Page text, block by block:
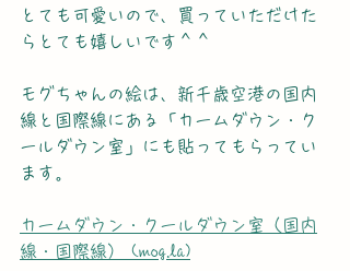
とても可愛いので、買っていただけた
らとても嬉しいです＾＾
モグちゃんの絵は、新千歳空港の国内
線と国際線にある「カームダウン・ク
ールダウン室」にも貼ってもらってい
ます。
カームダウン・クールダウン室（国内
線・国際線） (mog.la)